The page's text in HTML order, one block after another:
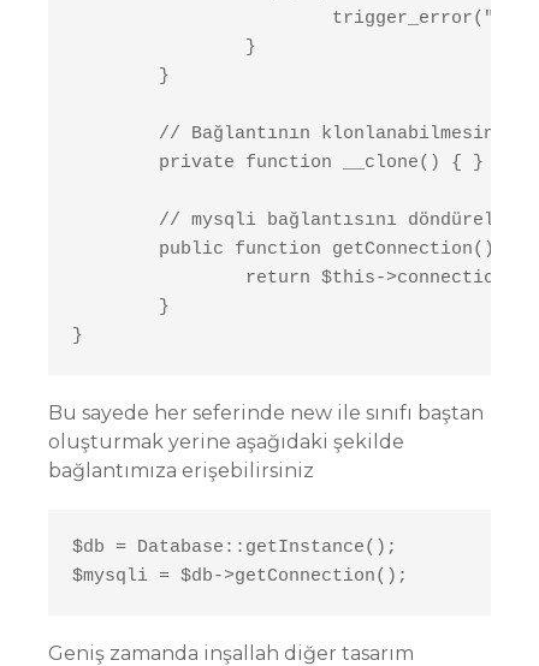
}
Bu sayede her seferinde new ile sınıfı baştan
oluşturmak yerine aşağıdaki şekilde
bağlantımıza erişebilirsiniz
$db = Database::getInstance();
$mysqli = $db->getConnection();
Geniş zamanda inşallah diğer tasarım